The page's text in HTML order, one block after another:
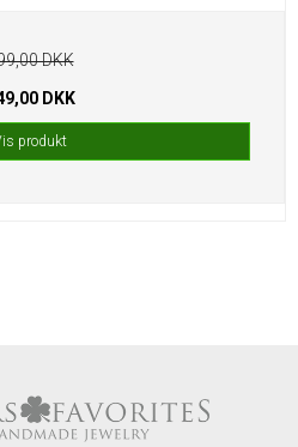
DKK
DKK
produkt